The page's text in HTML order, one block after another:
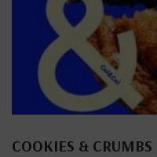
COOKIES & CRUMBS